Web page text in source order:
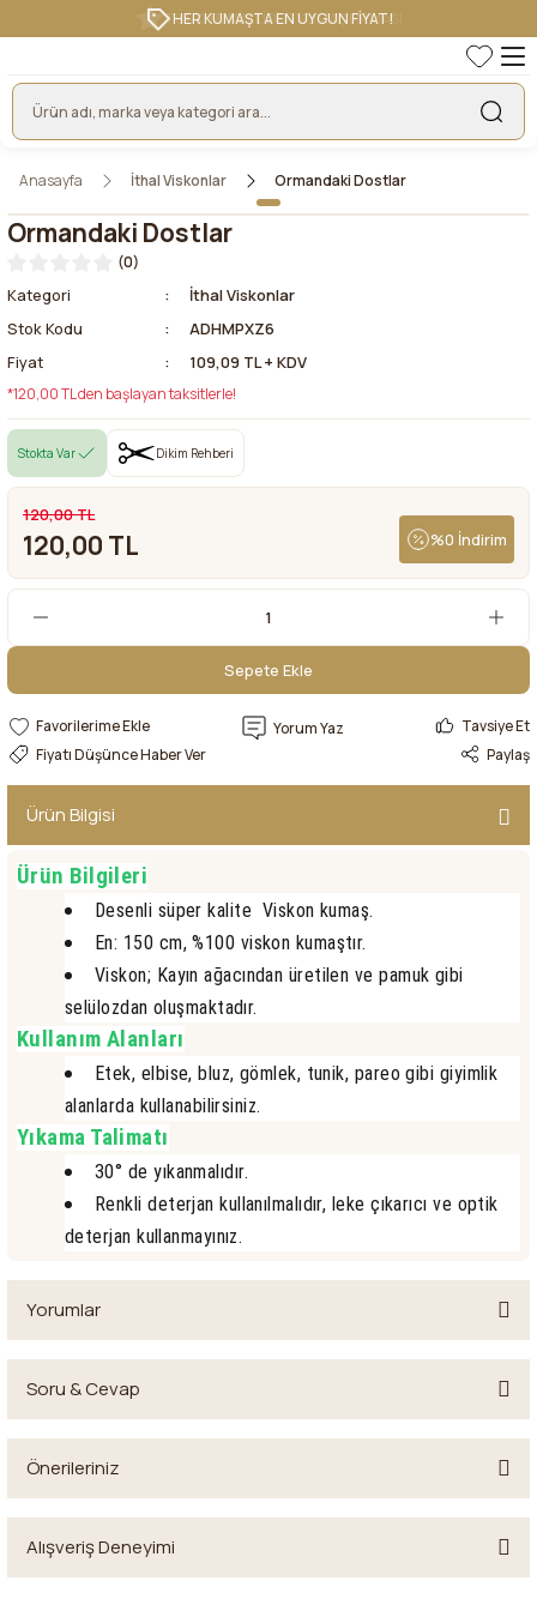
HER KUMAŞTA EN UYGUN FİYAT!
Anasayfa İthal Viskonlar Ormandaki Dostlar
Ormandaki Dostlar
(0)
Kategori
İthal Viskonlar
Stok Kodu
ADHMPXZ6
Fiyat
109,09 TL + KDV
*120,00 TL den başlayan taksitlerle!
Stokta Var Dikim Rehberi
120,00 TL
120,00 TL %0 İndirim
Sepete Ekle
Sepete EkleYorum Yaz
Tavsiye Et
Fiyatı Düşünce Haber Ver
Paylaş
Ürün Bilgisi
Ürün Bilgileri
Desenli süper kalite Viskon kumaş.
En: 150 cm, %100 viskon kumaştır.
Viskon; Kayın ağacından üretilen ve pamuk gibi
selülozdan oluşmaktadır.
Kullanım Alanları
Etek, elbise, bluz, gömlek, tunik, pareo gibi giyimlik
alanlarda kullanabilirsiniz.
Yıkama Talimatı
30° de yıkanmalıdır.
Renkli deterjan kullanılmalıdır, leke çıkarıcı ve optik
deterjan kullanmayınız.
Yorumlar
Soru & Cevap
Önerileriniz
Bu ürünün fiyat bilgisi, resim, ürün açıklamalarında ve diğer
konularda yetersiz gördüğünüz noktaları öneri formunu kullanarak
Alışveriş Deneyimi